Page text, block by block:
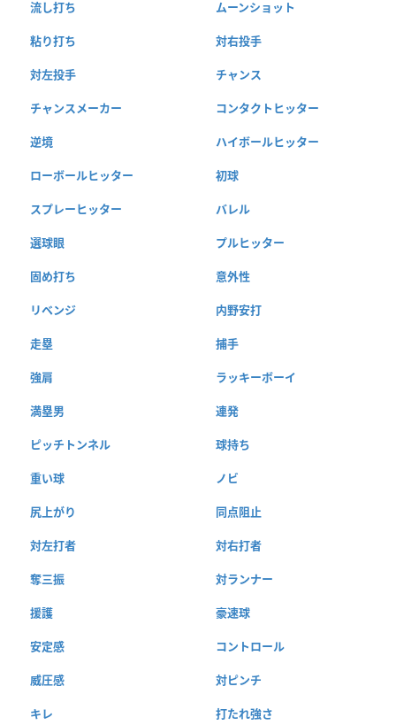
流し打ち ムーンショット
粘り打ち 対右投手
対左投手 チャンス
チャンスメーカー コンタクトヒッター
逆境 ハイボールヒッター
ローボールヒッター 初球
スプレーヒッター バレル
選球眼 プルヒッター
固め打ち 意外性
リベンジ 内野安打
走塁 捕手
強肩 ラッキーボーイ
満塁男 連発
ピッチトンネル 球持ち
重い球 ノビ
尻上がり 同点阻止
対左打者 対右打者
奪三振 対ランナー
援護 豪速球
安定感 コントロール
威圧感 対ピンチ
キレ 打たれ強さ